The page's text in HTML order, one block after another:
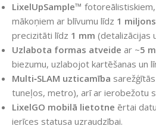
LixelUpSample™
mākoņiem ar blīvumu līdz 1
precizitāti līdz 1 mm (detalizācijas
Uzlabota formas atveide ar ~5
biezumu, uzlabojot kartēšanas un
Multi‑SLAM uzticamība
tuneļos, metro), arī ar ierobežotu
LixelGO mobilā lietotne ērtai
ierīces statusa uzraudzībai.